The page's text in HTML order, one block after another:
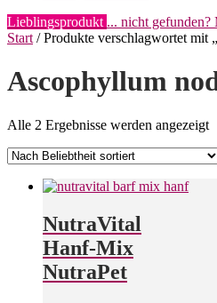
Lieblingsprodukt ... nicht gefunden?
Start / Produkte verschlagwortet mit
Ascophyllum
Alle 2 Ergebnisse werden angezeigt
NutraVital
Hanf-Mix
NutraPet